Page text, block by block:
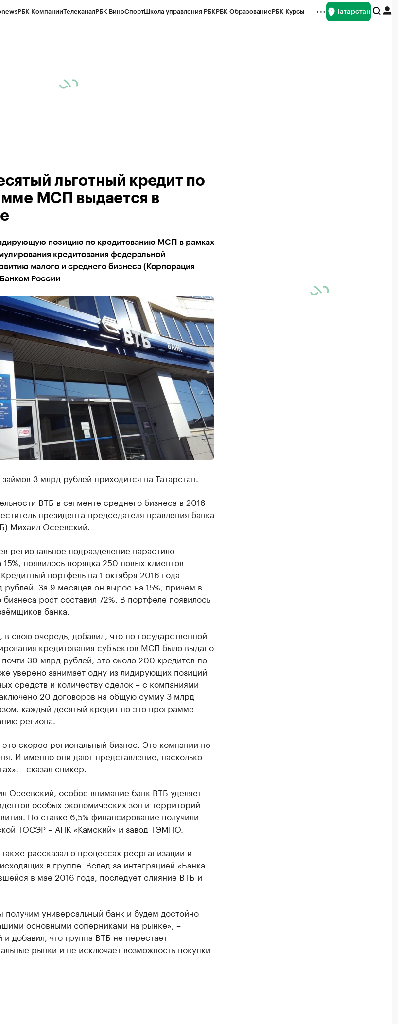
РБК КомпанииТелеканалРБК ВиноСпортШкола управления РБКРБК ОбразованиеРБК Курсы Татарстан
льготный кредит по
МСП выдается в
позицию по кредитованию МСП в рамках
кредитования федеральной
малого и среднего бизнеса (Корпорация
России
3 млрд рублей приходится на Татарстан.
ВТБ в сегменте среднего бизнеса в 2016
президента-председателя правления банка
Михаил Осеевский.
региональное подразделение нарастило
15%, появилось порядка 250 новых клиентов
портфель на 1 октября 2016 года
рублей. За 9 месяцев он вырос на 15%, причем в
рост составил 72%. В портфеле появилось
банка.
свою очередь, добавил, что по государственной
кредитования субъектов МСП было выдано
30 млрд рублей, это около 200 кредитов по
уверено занимает одну из лидирующих позиций
средств и количеству сделок – с компаниями
20 договоров на общую сумму 3 млрд
каждый десятый кредит по это программе
региона.
скорее региональный бизнес. Это компании не
И именно они дают представление, насколько
- сказал спикер.
Осеевский, особое внимание банк ВТБ уделяет
особых экономических зон и территорий
По ставке 6,5% финансирование получили
ТОСЭР – АПК «Камский» и завод ТЭМПО.
рассказал о процессах реорганизации и
в группе. Вслед за интеграцией «Банка
в мае 2016 года, последует слияние ВТБ и
получим универсальный банк и будем достойно
основными соперниками на рынке», –
добавил, что группа ВТБ не перестает
рынки и не исключает возможность покупки